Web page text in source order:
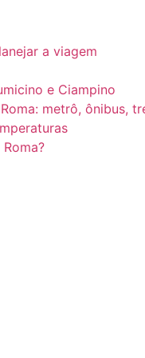
a viagem
e Ciampino
metrô, ônibus,